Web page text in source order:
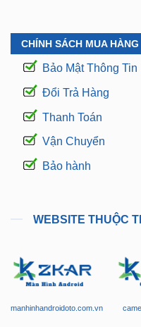
CHÍNH SÁCH MUA HÀNG
Bảo Mật Thông Tin
Đổi Trả Hàng
Thanh Toán
Vận Chuyển
Bảo hành
WEBSITE THUỘC
manhinhandroidoto.com.vn